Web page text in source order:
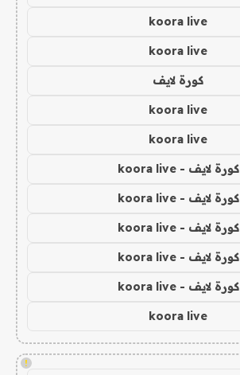
koora live
koora live
كورة لايف
koora live
koora live
كورة لايف - koora live
كورة لايف - koora live
كورة لايف - koora live
كورة لايف - koora live
كورة لايف - koora live
koora live
!